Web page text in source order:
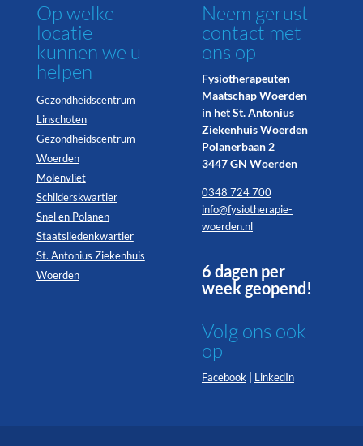
Op welke
locatie
kunnen we u
helpen
Gezondheidscentrum
Linschoten
Gezondheidscentrum
Woerden
Molenvliet
Schilderskwartier
Snel en Polanen
Staatsliedenkwartier
St. Antonius Ziekenhuis
Woerden
Neem gerust
contact met
ons op
Fysiotherapeuten
Maatschap Woerden
in het St. Antonius
Ziekenhuis Woerden
Polanerbaan 2
3447 GN Woerden
0348 724 700
info@fysiotherapie-
woerden.nl
6 dagen per
week geopend!
Volg ons ook
op
Facebook | LinkedIn